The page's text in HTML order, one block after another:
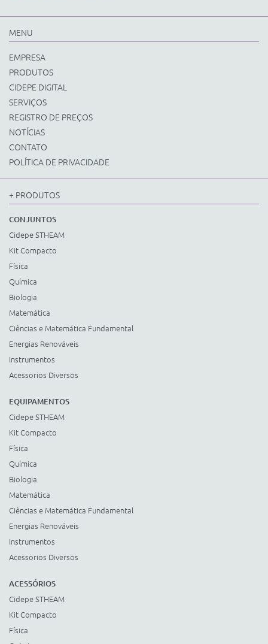
MENU
EMPRESA
PRODUTOS
CIDEPE DIGITAL
SERVIÇOS
REGISTRO DE PREÇOS
NOTÍCIAS
CONTATO
POLÍTICA DE PRIVACIDADE
+ PRODUTOS
CONJUNTOS
Cidepe STHEAM
Kit Compacto
Física
Química
Biologia
Matemática
Ciências e Matemática Fundamental
Energias Renováveis
Instrumentos
Acessorios Diversos
EQUIPAMENTOS
Cidepe STHEAM
Kit Compacto
Física
Química
Biologia
Matemática
Ciências e Matemática Fundamental
Energias Renováveis
Instrumentos
Acessorios Diversos
ACESSÓRIOS
Cidepe STHEAM
Kit Compacto
Física